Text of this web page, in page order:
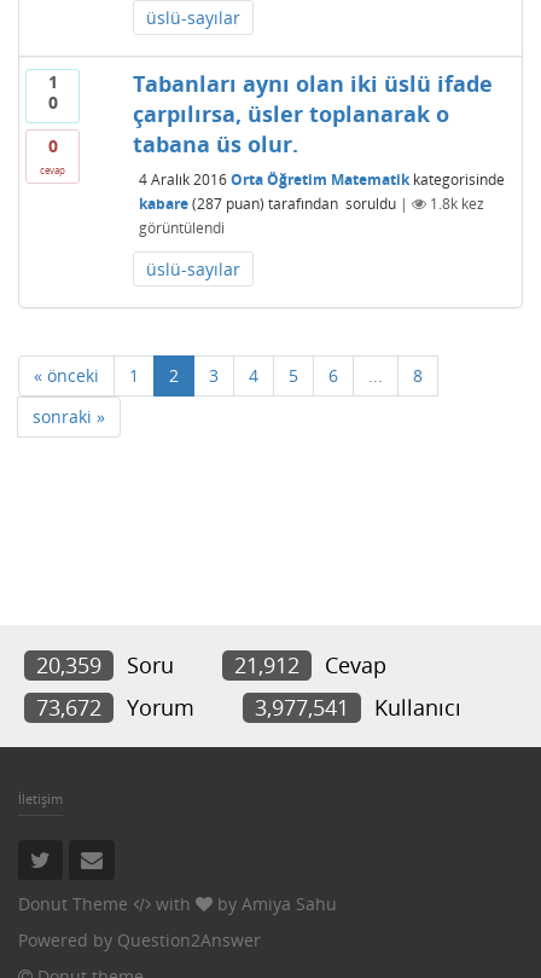
üslü-sayılar
1
0
0
cevap
Tabanları aynı olan iki üslü ifade
çarpılırsa, üsler toplanarak o
tabana üs olur.
4 Aralık 2016 Orta Öğretim Matematikkategorisinde
kabare (287puan) tarafından soruldu | 1.8kkez
görüntülendi
üslü-sayılar
« önceki 1 2 3 4 5 6 ...
8
sonraki »
20,359 Soru 21,912
Cevap
73,672
Yorum 3,977,541 Kullanıcı
İletişim
Donut Theme with by Amiya Sahu
Powered by Question2Answer